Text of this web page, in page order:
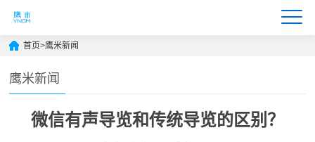
首页>鹰米新闻
鹰米新闻
微信有声导览和传统导览的区别？